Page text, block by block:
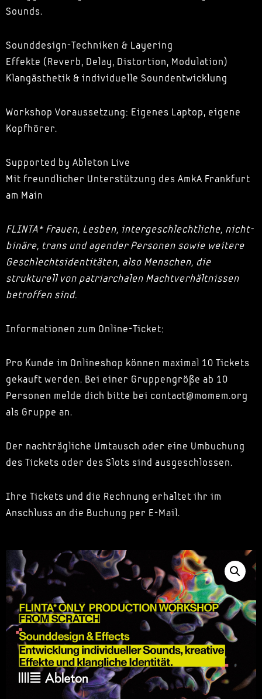
Sounds.
Sounddesign-Techniken & Layering
Effekte (Reverb, Delay, Distortion, Modulation)
Klangästhetik & individuelle Soundentwicklung
Workshop Voraussetzung: Eigenes Laptop, eigene
Kopfhörer.
Supported by Ableton Live
Mit freundlicher Unterstützung des AmkA Frankfurt
am Main
FLINTA* Frauen, Lesben, intergeschlechtliche, nicht-
binäre, trans und agender Personen sowie weitere
Geschlechtsidentitäten, also Menschen, die
strukturell von patriarchalen Machtverhältnissen
betroffen sind.
Informationen zum Online-Ticket:
Pro Kunde im Onlineshop können maximal 10 Tickets
gekauft werden. Bei einer Gruppengröße ab 10
Personen melde dich bitte bei contact@momem.org
als Gruppe an.
Der nachträgliche Umtausch oder eine Umbuchung
des Tickets oder des Slots sind ausgeschlossen.
Ihre Tickets und die Rechnung erhaltet ihr im
Anschluss an die Buchung per E-Mail.